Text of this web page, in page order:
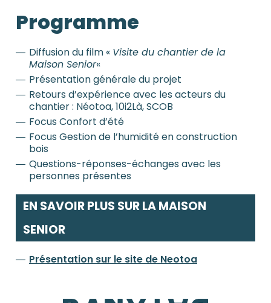
Programme
Diffusion du film « Visite du chantier de la
Maison Senior«
Présentation générale du projet
Retours d’expérience avec les acteurs du
chantier : Néotoa, 10i2Là, SCOB
Focus Confort d’été
Focus Gestion de l’humidité en construction
bois
Questions-réponses-échanges avec les
personnes présentes
EN SAVOIR PLUS SUR LA MAISON
SENIOR
Présentation sur le site de Neotoa